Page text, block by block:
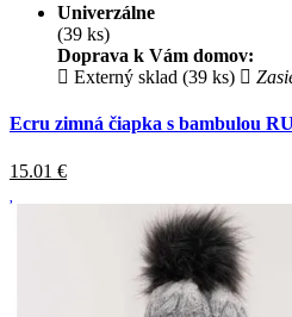
Univerzálne
(39 ks)
Doprava k Vám domov:
Externý sklad (39 ks)
Ecru zimná čiapka s bambulou
15.01 €